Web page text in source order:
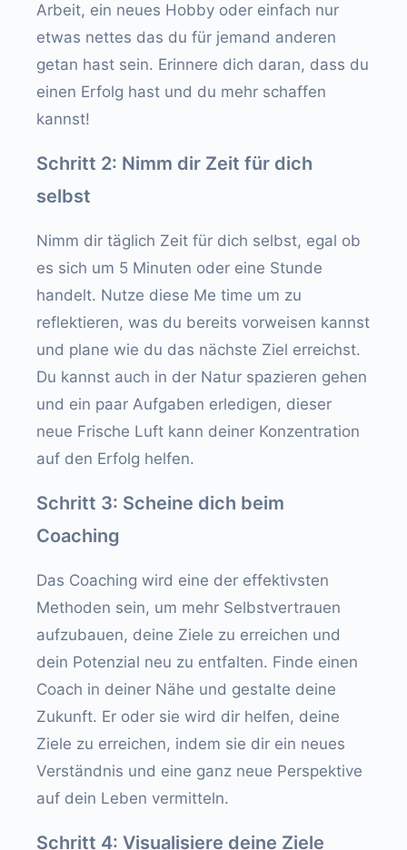
Arbeit, ein neues Hobby oder einfach nur
etwas nettes das du für jemand anderen
getan hast sein. Erinnere dich daran, dass du
einen Erfolg hast und du mehr schaffen
kannst!
Schritt 2: Nimm dir Zeit für dich
selbst
Nimm dir täglich Zeit für dich selbst, egal ob
es sich um 5 Minuten oder eine Stunde
handelt. Nutze diese Me time um zu
reflektieren, was du bereits vorweisen kannst
und plane wie du das nächste Ziel erreichst.
Du kannst auch in der Natur spazieren gehen
und ein paar Aufgaben erledigen, dieser
neue Frische Luft kann deiner Konzentration
auf den Erfolg helfen.
Schritt 3: Scheine dich beim
Coaching
Das Coaching wird eine der effektivsten
Methoden sein, um mehr Selbstvertrauen
aufzubauen, deine Ziele zu erreichen und
dein Potenzial neu zu entfalten. Finde einen
Coach in deiner Nähe und gestalte deine
Zukunft. Er oder sie wird dir helfen, deine
Ziele zu erreichen, indem sie dir ein neues
Verständnis und eine ganz neue Perspektive
auf dein Leben vermitteln.
Schritt 4: Visualisiere deine Ziele